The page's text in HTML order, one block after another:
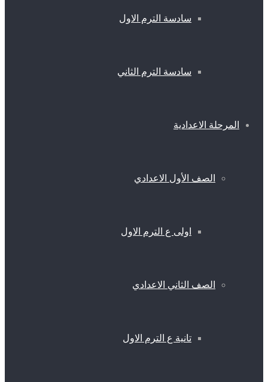
سادسة الترم الاول
سادسة الترم الثاني
المرحلة الاعدادية
الصف الأول الاعدادي
اولى ع الترم الاول
الصف الثاني الاعدادي
تانية ع الترم الاول